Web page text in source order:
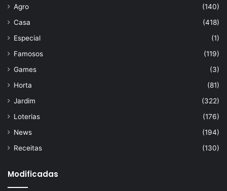
Agro
(140)
Casa
(418)
Especial
(1)
Famosos
(119)
Games
(3)
Horta
(81)
Jardim
(322)
Loterias
(176)
News
(194)
Receitas
(130)
Modificadas